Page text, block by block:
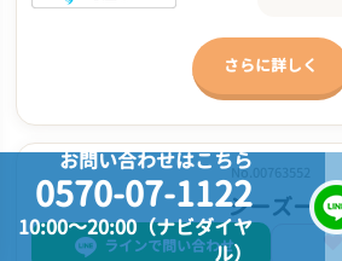
さらに詳しく
No.00763552
シーズー
ラインで問い合わせ
お問い合わせはこちら
0570-07-1122
10:00～20:00（ナビダイヤ
ル）